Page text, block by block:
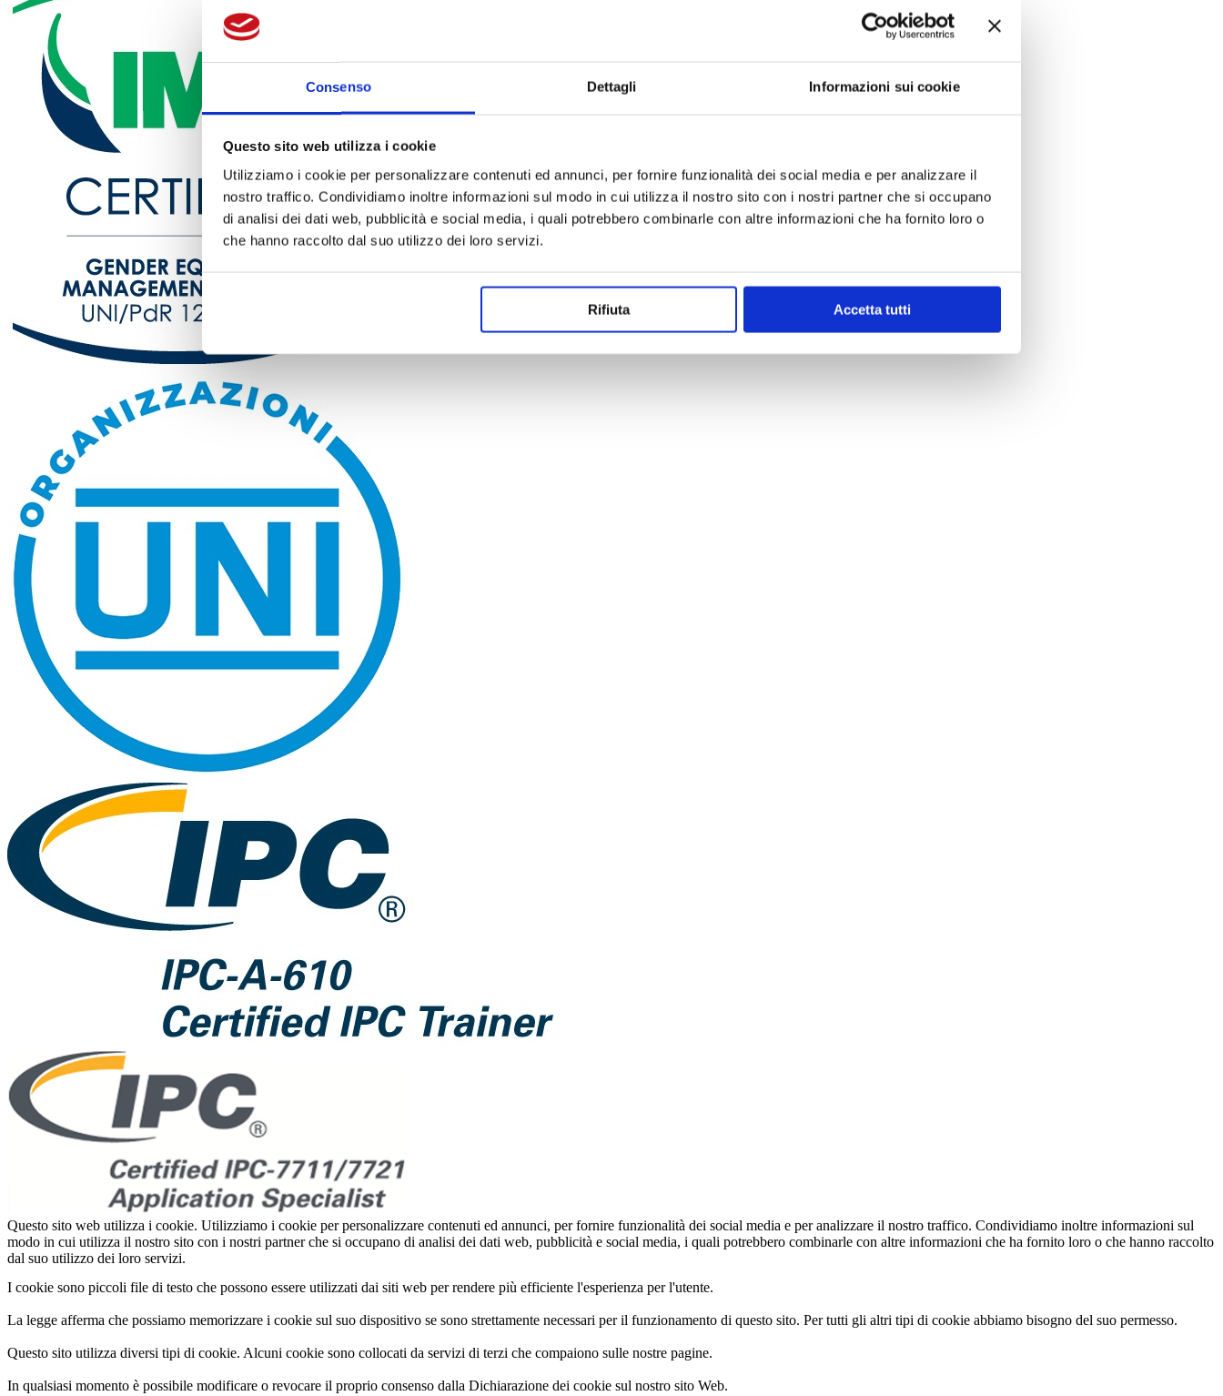
Consenso Dettagli Informazioni sui cookie
Questo sito web utilizza i cookie
Utilizziamo i cookie per personalizzare contenuti ed annunci, per fornire funzionalità dei social media e per analizzare il
nostro traffico. Condividiamo inoltre informazioni sul modo in cui utilizza il nostro sito con i nostri partner che si occupano
di analisi dei dati web, pubblicità e social media, i quali potrebbero combinarle con altre informazioni che ha fornito loro o
che hanno raccolto dal suo utilizzo dei loro servizi.
Rifiuta Accetta tutti
Questo sito web utilizza i cookie. Utilizziamo i cookie per personalizzare contenuti ed annunci, per fornire funzionalità dei social media e per analizzare il nostro traffico. Condividiamo inoltre informazioni sul
modo in cui utilizza il nostro sito con i nostri partner che si occupano di analisi dei dati web, pubblicità e social media, i quali potrebbero combinarle con altre informazioni che ha fornito loro o che hanno raccolto
dal suo utilizzo dei loro servizi.
I cookie sono piccoli file di testo che possono essere utilizzati dai siti web per rendere più efficiente l'esperienza per l'utente.
La legge afferma che possiamo memorizzare i cookie sul suo dispositivo se sono strettamente necessari per il funzionamento di questo sito. Per tutti gli altri tipi di cookie abbiamo bisogno del suo permesso.
Questo sito utilizza diversi tipi di cookie. Alcuni cookie sono collocati da servizi di terzi che compaiono sulle nostre pagine.
In qualsiasi momento è possibile modificare o revocare il proprio consenso dalla Dichiarazione dei cookie sul nostro sito Web.